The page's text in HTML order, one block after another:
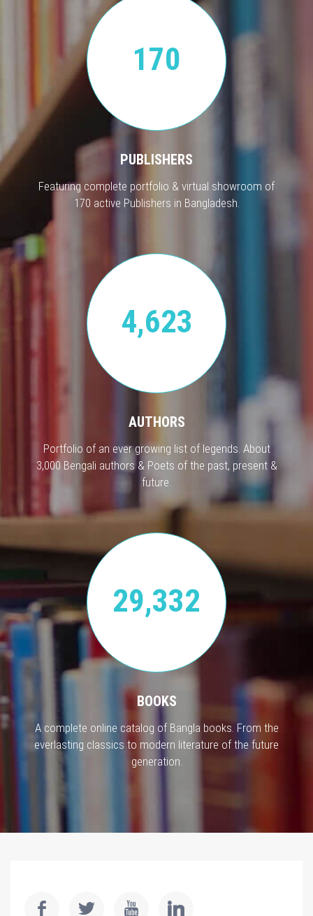
170
PUBLISHERS
Featuring complete portfolio & virtual showroom of
170 active Publishers in Bangladesh.
4,623
AUTHORS
Portfolio of an ever growing list of legends. About
3,000 Bengali authors & Poets of the past, present &
future.
29,332
BOOKS
A complete online catalog of Bangla books. From the
everlasting classics to modern literature of the future
generation.